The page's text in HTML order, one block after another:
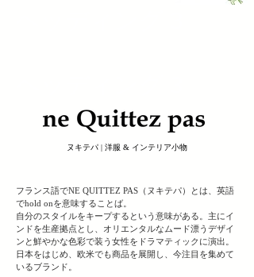
ヌキテパ | 洋服 & インテリア小物
フランス語でNE QUITTEZ PAS（ヌキテパ）とは、英語
でhold onを意味することば。
自分のスタイルをキープするという意味がある。主にイ
ンドを生産拠点とし、オリエンタルなムード漂うデザイ
ンと鮮やかな色彩で装う女性をドラマティックに演出。
日本をはじめ、欧米でも商品を展開し、今注目を集めて
いるブランド。